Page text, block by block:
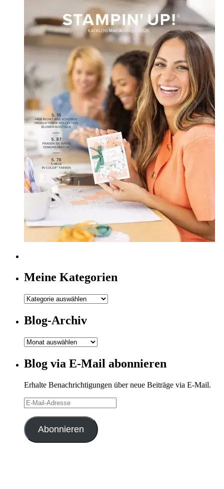
Meine Kategorien
Meine
Blog-Archiv
Blog-
Blog via E-Mail abonnieren
Erhalte Benachrichtigungen über neue Beiträge via E-Mail.
E-
Mail-
Adresse
Abonnieren